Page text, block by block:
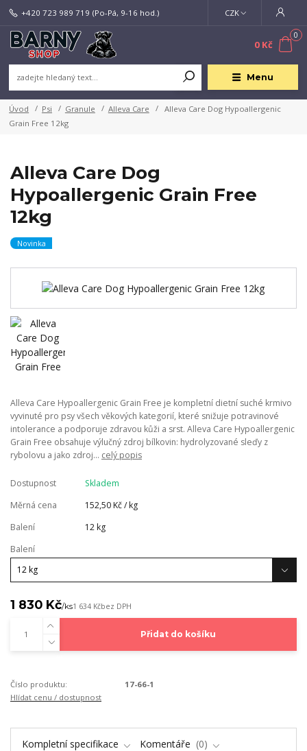
Menu
CZK
+420 723 989 719 (Po-Pá, 9-16 hod.)
0
0 Kč
Úvod Psi Granule Alleva Care
Alleva Care Dog Hypoallergenic
Grain Free 12kg
Alleva Care Dog
Hypoallergenic Grain Free
12kg
Novinka
Alleva Care Hypoallergenic Grain Free je kompletní dietní suché krmivo
vyvinuté pro psy všech věkových kategorií, které snižuje potravinové
intolerance a podporuje zdravou kůži a srst. Alleva Care Hypoallergenic
Grain Free obsahuje výlučný zdroj bílkovin: hydrolyzované sleďy z
rybolovu a jako zdroj... celý popis
Dostupnost
Skladem
Měrná cena
152,50 Kč / kg
Balení
12 kg
Balení
1 830 Kč/ks1 634 Kčbez DPH
Přidat do košíku
Číslo produktu:
17-66-1
Hlídat cenu / dostupnost
Kompletní specifikace Komentáře 0